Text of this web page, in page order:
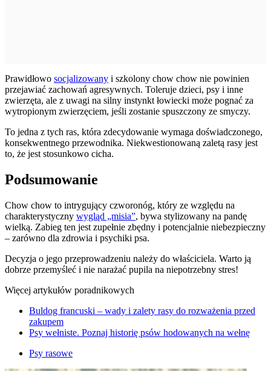
Prawidłowo socjalizowany i szkolony chow chow nie powinien
przejawiać zachowań agresywnych. Toleruje dzieci, psy i inne
zwierzęta, ale z uwagi na silny instynkt łowiecki może pognać za
wytropionym zwierzęciem, jeśli zostanie spuszczony ze smyczy.
To jedna z tych ras, która zdecydowanie wymaga doświadczonego,
konsekwentnego przewodnika. Niekwestionowaną zaletą rasy jest
to, że jest stosunkowo cicha.
Podsumowanie
Chow chow to intrygujący czworonóg, który ze względu na
charakterystyczny wygląd „misia”, bywa stylizowany na pandę
wielką. Zabieg ten jest zupełnie zbędny i potencjalnie niebezpieczny
– zarówno dla zdrowia i psychiki psa.
Decyzja o jego przeprowadzeniu należy do właściciela. Warto ją
dobrze przemyśleć i nie narażać pupila na niepotrzebny stres!
Więcej artykułów poradnikowych
Buldog francuski – wady i zalety rasy do rozważenia przed
zakupem
Psy wełniste. Poznaj historię psów hodowanych na wełnę
Psy rasowe